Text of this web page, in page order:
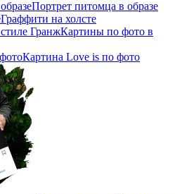
Портрет питомца в образе
Граффити на холсте
Картины по фото в
Картина Love is по фото